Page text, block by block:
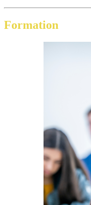
Formation